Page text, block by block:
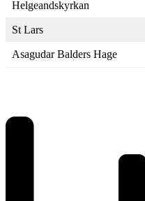
Helgeandskyrkan
St Lars
Asagudar Balders Hage